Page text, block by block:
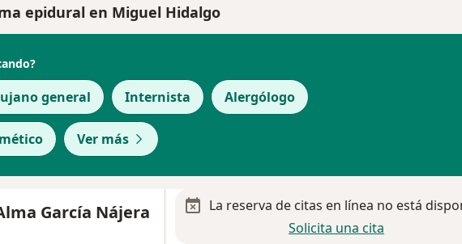
epidural en Miguel Hidalgo
general Internista Alergólogo
Ver más
García Nájera
La reserva de citas en línea no está
Solicita una cita